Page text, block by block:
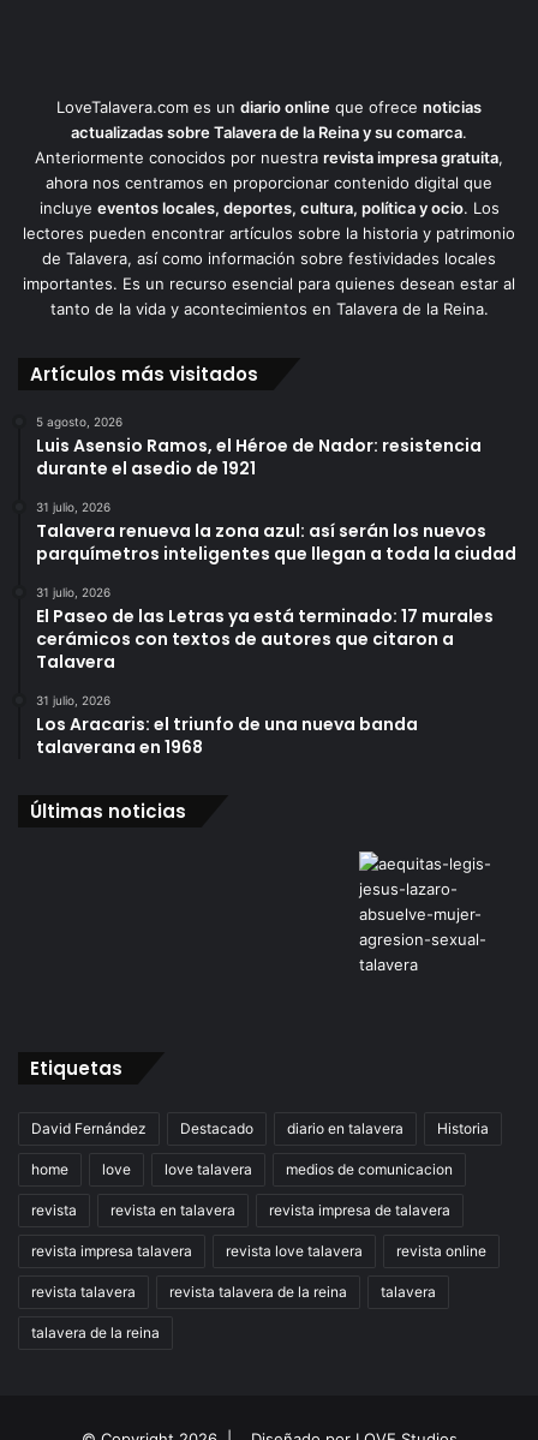
LoveTalavera.com es un diario online que ofrece noticias
actualizadas sobre Talavera de la Reina y su comarca.
Anteriormente conocidos por nuestra revista impresa gratuita,
ahora nos centramos en proporcionar contenido digital que
incluye eventos locales, deportes, cultura, política y ocio. Los
lectores pueden encontrar artículos sobre la historia y patrimonio
de Talavera, así como información sobre festividades locales
importantes. Es un recurso esencial para quienes desean estar al
tanto de la vida y acontecimientos en Talavera de la Reina.
Artículos más visitados
5 agosto, 2026
Luis Asensio Ramos, el Héroe de Nador: resistencia
durante el asedio de 1921
31 julio, 2026
Talavera renueva la zona azul: así serán los nuevos
parquímetros inteligentes que llegan a toda la ciudad
31 julio, 2026
El Paseo de las Letras ya está terminado: 17 murales
cerámicos con textos de autores que citaron a
Talavera
31 julio, 2026
Los Aracaris: el triunfo de una nueva banda
talaverana en 1968
Últimas noticias
Etiquetas
David Fernández Destacado diario en talavera Historia
home love love talavera medios de comunicacion
revista revista en talavera revista impresa de talavera
revista impresa talavera revista love talavera revista online
revista talavera revista talavera de la reina talavera
talavera de la reina